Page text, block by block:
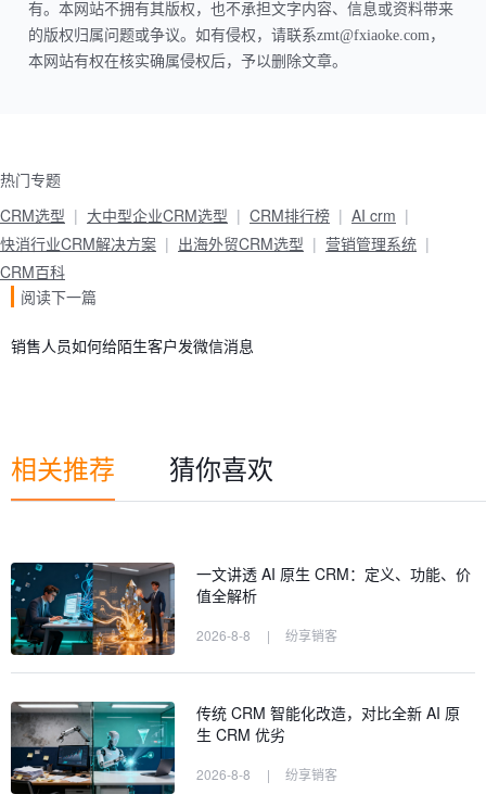
有。本网站不拥有其版权，也不承担文字内容、信息或资料带来
的版权归属问题或争议。如有侵权，请联系zmt@fxiaoke.com，
本网站有权在核实确属侵权后，予以删除文章。
热门专题
CRM选型
大中型企业CRM选型 CRM排行榜
AI crm
快消行业CRM解决方案
出海外贸CRM选型
营销管理系统
CRM百科
阅读下一篇
销售人员如何给陌生客户发微信消息
相关推荐 猜你喜欢
一文讲透 AI 原生 CRM：定义、功能、价
值全解析
2026-8-8 | 纷享销客
传统 CRM 智能化改造，对比全新 AI 原
生 CRM 优劣
2026-8-8 | 纷享销客